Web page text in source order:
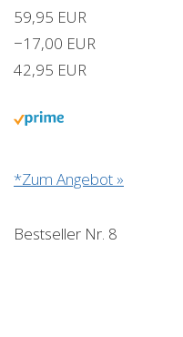
59,95 EUR
−17,00 EUR
42,95 EUR
*Zum Angebot »
Bestseller Nr. 8